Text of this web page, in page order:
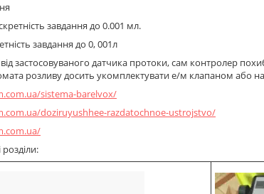
завдання до 0.001 мл.
завдання до 0, 001л
застосовуваного датчика протоки, сам контролер
розливу досить укомплектувати е/м клапаном або
sistema-barelvox/
doziruyushhee-razdatochnoe-ustrojstvo/